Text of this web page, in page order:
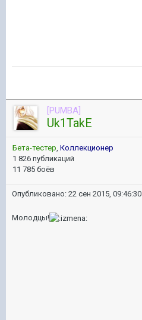
[PUMBA]
Uk1TakE
Бета-тестер, Коллекционер
1 826 публикаций
11 785 боёв
Опубликовано: 22 сен 2015, 09:46:30
Молодцы!